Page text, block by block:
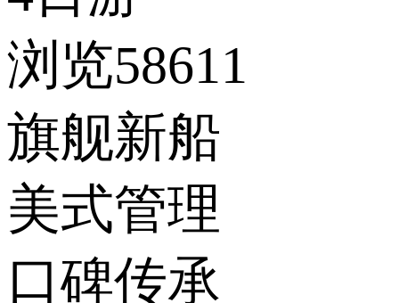
浏览58611
旗舰新船
美式管理
口碑传承